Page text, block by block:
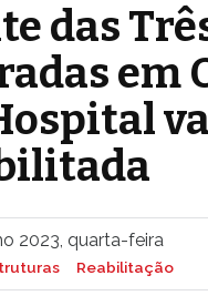
das
em
2023, quarta-feira
Reabilitação